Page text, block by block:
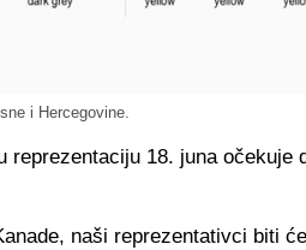
i Hercegovine.
reprezentaciju 18. juna očekuje
naši reprezentativci biti